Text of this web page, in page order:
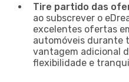
Tire partido das
ao subscrever o
excelentes ofertas
automóveis durante
vantagem adicional
flexibilidade e